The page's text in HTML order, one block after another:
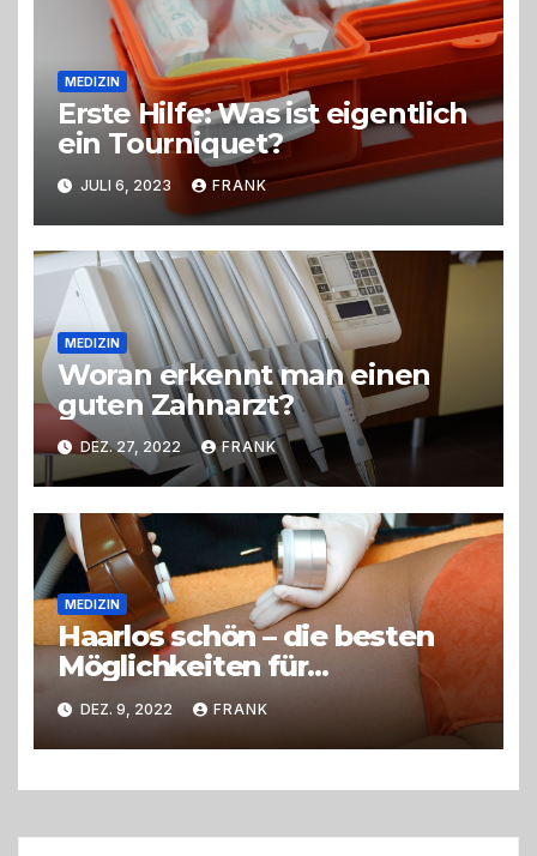
MEDIZIN
Erste Hilfe: Was ist eigentlich
ein Tourniquet?
JULI 6, 2023 FRANK
MEDIZIN
Woran erkennt man einen
guten Zahnarzt?
DEZ. 27, 2022 FRANK
MEDIZIN
Haarlos schön – die besten
Möglichkeiten für
streichelzarte Haut!
DEZ. 9, 2022 FRANK